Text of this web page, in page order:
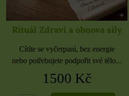
Rituál Zdraví a obnova síly
Cítíte se vyčerpaní, bez energie
nebo potřebujete podpořit své tělo...
1500 Kč